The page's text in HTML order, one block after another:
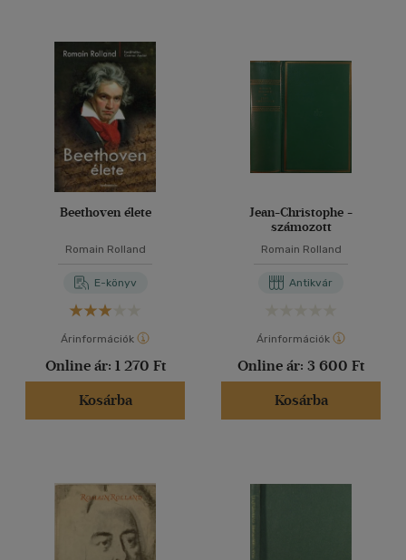
Beethoven élete
Romain Rolland
E-könyv
Árinformációk
Online ár: 1 270 Ft
Kosárba
Jean-Christophe -
számozott
Romain Rolland
Antikvár
Árinformációk
Online ár: 3 600 Ft
Kosárba